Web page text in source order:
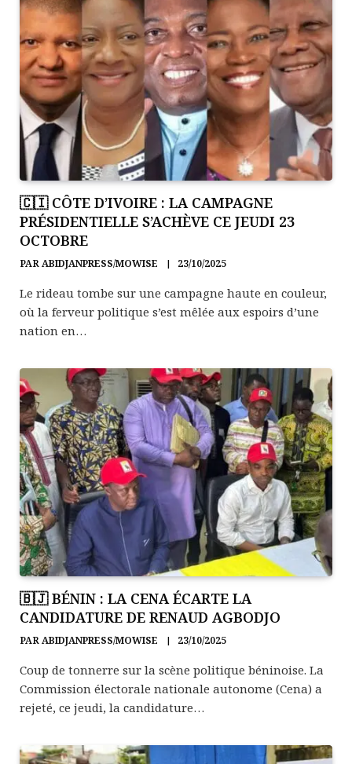
🇨🇮 CÔTE D’IVOIRE : LA CAMPAGNE
PRÉSIDENTIELLE S’ACHÈVE CE JEUDI 23
OCTOBRE
PARABIDJANPRESS/MOWISE 23/10/2025
Le rideau tombe sur une campagne haute en couleur,
où la ferveur politique s’est mêlée aux espoirs d’une
nation en…
🇧🇯 BÉNIN : LA CENA ÉCARTE LA
CANDIDATURE DE RENAUD AGBODJO
PARABIDJANPRESS/MOWISE 23/10/2025
Coup de tonnerre sur la scène politique béninoise. La
Commission électorale nationale autonome (Cena) a
rejeté, ce jeudi, la candidature…